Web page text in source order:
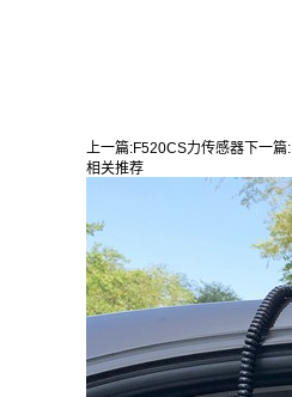
上一篇:F520CS力传感器 下一篇:
相关推荐